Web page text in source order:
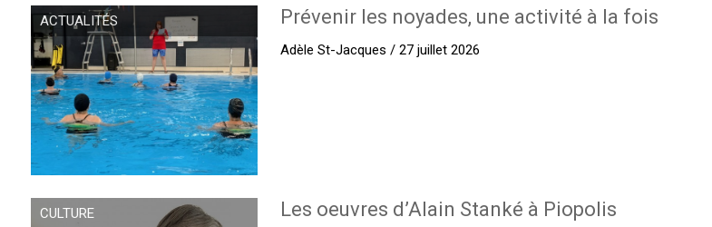
ACTUALITÉS Prévenir les noyades, une activité à la fois
Adèle St-Jacques / 27 juillet 2026
CULTURE Les oeuvres d’Alain Stanké à Piopolis